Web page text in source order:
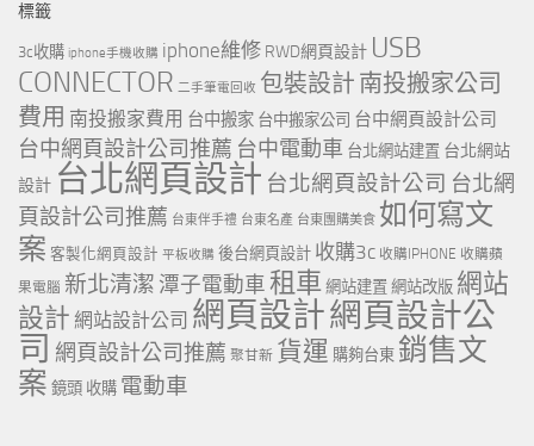
標籤
3c收購 iphone手機收購 iphone維修 RWD網頁設計 USB
CONNECTOR 二手筆電回收 包裝設計 南投搬家公司
費用 南投搬家費用 台中搬家 台中搬家公司 台中網頁設計公司
台中網頁設計公司推薦 台中電動車 台北網站建置 台北網站
設計 台北網頁設計 台北網頁設計公司 台北網
頁設計公司推薦 台東伴手禮 台東名產 台東團購美食 如何寫文
案 客製化網頁設計 平板收購 後台網頁設計 收購3c 收購IPHONE 收購蘋
果電腦 新北清潔 潭子電動車租車 網站建置 網站改版 網站
設計 網站設計公司 網頁設計網頁設計公
司 網頁設計公司推薦 聚甘新 貨運 購夠台東 銷售文
案 鏡頭 收購 電動車